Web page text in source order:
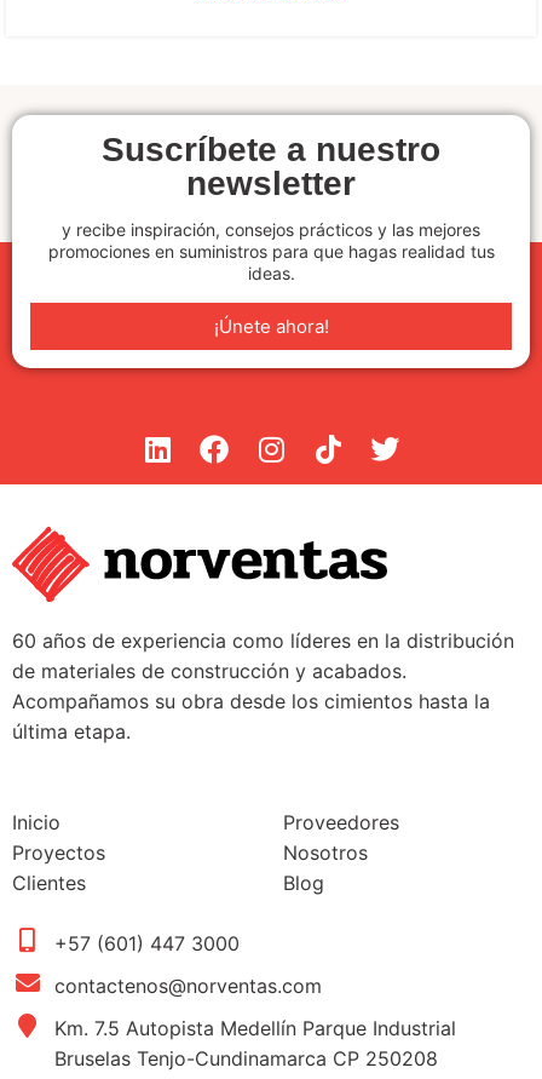
Suscríbete a nuestro
newsletter
y recibe inspiración, consejos prácticos y las mejores
promociones en suministros para que hagas realidad tus
ideas.
¡Únete ahora!
60 años de experiencia como líderes en la distribución
de materiales de construcción y acabados.
Acompañamos su obra desde los cimientos hasta la
última etapa.
Inicio
Proyectos
Clientes
Proveedores
Nosotros
Blog
+57 (601) 447 3000
contactenos@norventas.com
Km. 7.5 Autopista Medellín Parque Industrial
Bruselas Tenjo-Cundinamarca CP 250208